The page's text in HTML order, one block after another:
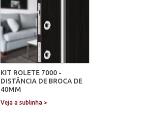
KIT ROLETE 7000 -
DISTÂNCIA DE BROCA DE
40MM
Veja a sublinha >